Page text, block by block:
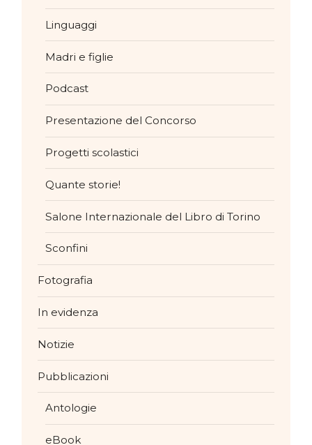
Linguaggi
Madri e figlie
Podcast
Presentazione del Concorso
Progetti scolastici
Quante storie!
Salone Internazionale del Libro di Torino
Sconfini
Fotografia
In evidenza
Notizie
Pubblicazioni
Antologie
eBook